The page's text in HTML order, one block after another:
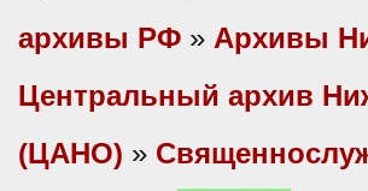
архивы РФ » Архивы
Центральный архив
(ЦАНО) »